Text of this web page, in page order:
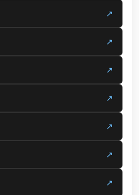
↗
↗
↗
↗
↗
↗
↗